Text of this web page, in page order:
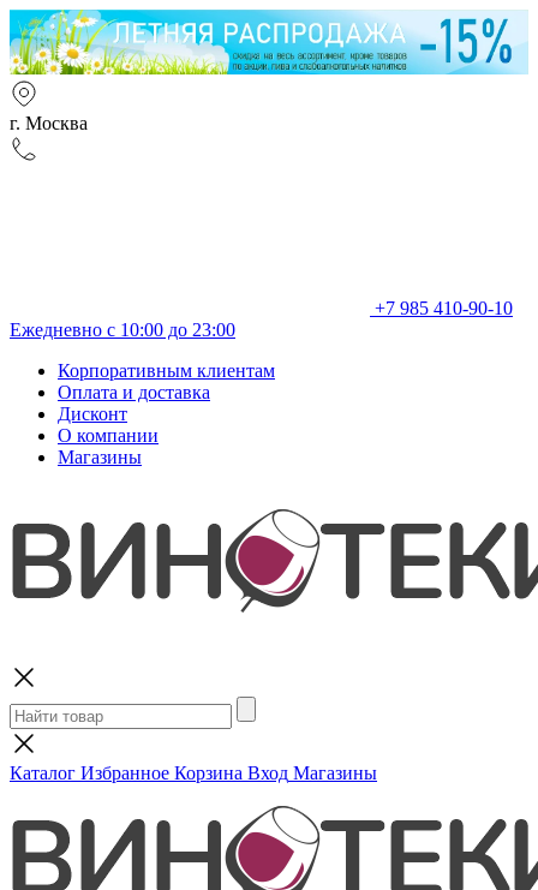
г. Москва
+7 985 410-90-10
Ежедневно с 10:00 до 23:00
Корпоративным клиентам
Оплата и доставка
Дисконт
О компании
Магазины
Каталог Избранное Корзина Вход Магазины